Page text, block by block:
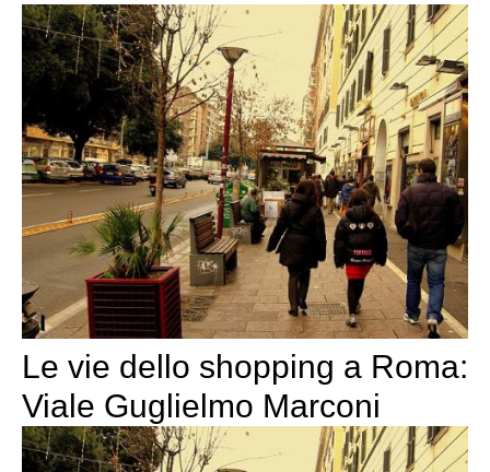
Le vie dello shopping a Roma:
Viale Guglielmo Marconi